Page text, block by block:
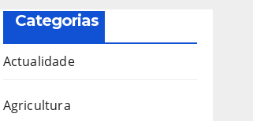
Categorias
Actualidade
Agricultura